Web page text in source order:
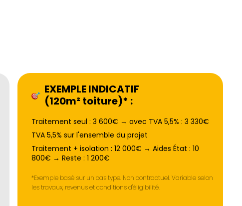
EXEMPLE INDICATIF
(120m² toiture)* :
Traitement seul : 3 600€ → avec TVA 5,5% : 3 330€
TVA 5,5% sur l'ensemble du projet
Traitement + isolation : 12 000€ → Aides État : 10
800€ → Reste : 1 200€
*Exemple basé sur un cas type. Non contractuel. Variable selon
les travaux, revenus et conditions d'éligibilité.